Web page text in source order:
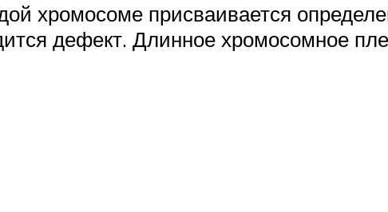
хромосоме присваивается
дефект. Длинное хромосомное